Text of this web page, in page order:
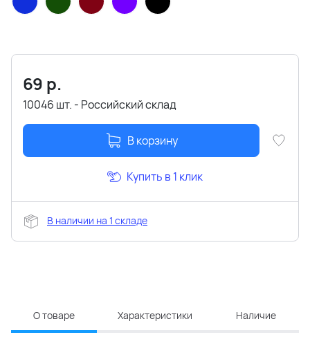
69 р.
10046 шт. - Российский склад
В корзину
Купить в 1 клик
В наличии на 1 складе
О товаре Характеристики Наличие